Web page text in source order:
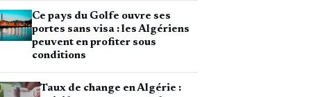
Ce pays du Golfe ouvre ses
portes sans visa : les Algériens
peuvent en profiter sous
conditions
Taux de change en Algérie :